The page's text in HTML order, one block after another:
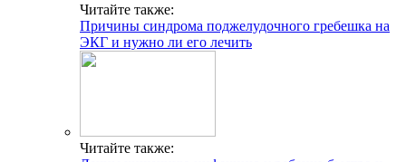
Читайте также:
Причины синдрома поджелудочного гребешка на
ЭКГ и нужно ли его лечить
Читайте также: